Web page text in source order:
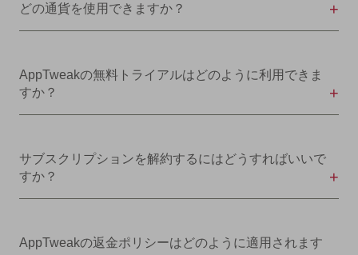
どの通貨を使用できますか？
AppTweakの無料トライアルはどのように利用できま
すか？
サブスクリプションを解約するにはどうすればいいで
すか？
AppTweakの返金ポリシーはどのように適用されます